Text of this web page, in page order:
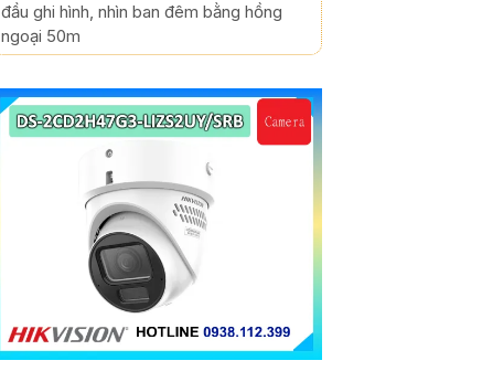
đầu ghi hình, nhìn ban đêm bằng hồng
ngoại 50m